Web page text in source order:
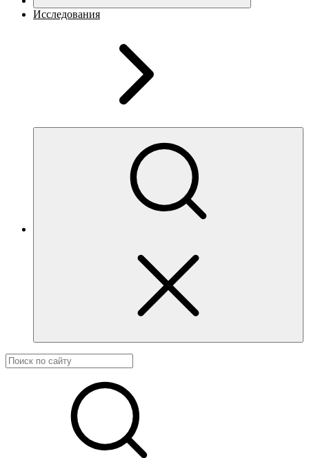
Исследования